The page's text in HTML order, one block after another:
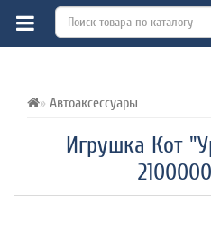
Автоаксессуары
Игрушка Кот
ВСЕ О ТОВАРЕ ХАРАКТЕРИСТИКИ